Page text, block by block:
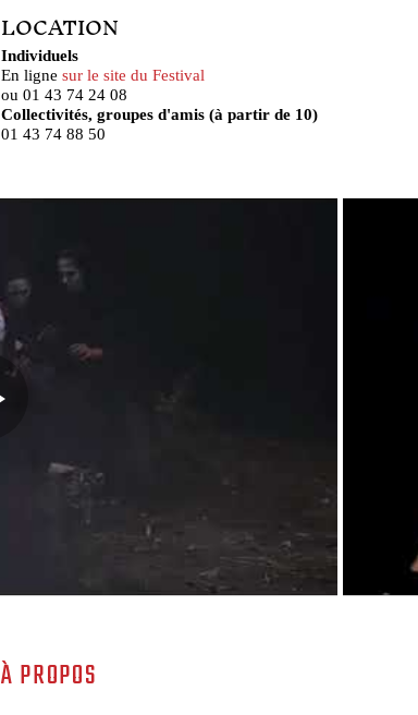
LOCATION
Individuels
En ligne sur le site du Festival
ou 01 43 74 24 08
Collectivités, groupes d'amis (à partir de 10)
01 43 74 88 50
À PROPOS